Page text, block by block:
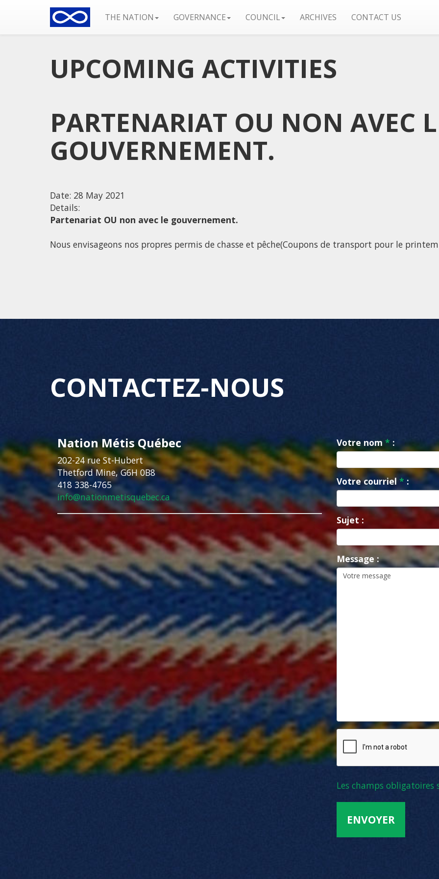
THE NATION GOVERNANCE COUNCIL ARCHIVES CONTACT US
UPCOMING ACTIVITIES
PARTENARIAT OU NON AVEC
GOUVERNEMENT.
Date: 28 May 2021
Details:
Partenariat OU non avec le gouvernement.
Nous envisageons nos propres permis de chasse et pêche(Coupons de transport pour le
CONTACTEZ-NOUS
Nation Métis Québec
202-24 rue St-Hubert
Thetford Mine, G6H 0B8
418 338-4765
info@nationmetisquebec.ca
Votre nom* :
Votre courriel * :
Sujet :
Message :
Les champs